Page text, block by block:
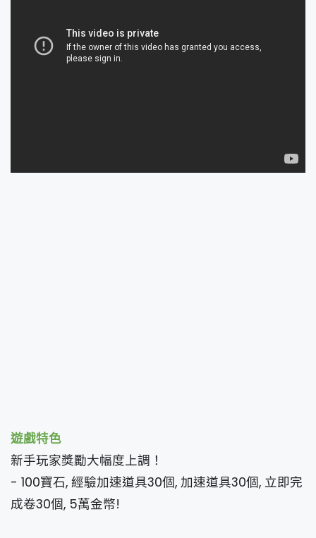
遊戲特色
新手玩家獎勵大幅度上調！
- 100寶石, 經驗加速道具30個, 加速道具30個, 立即完
成卷30個, 5萬金幣!